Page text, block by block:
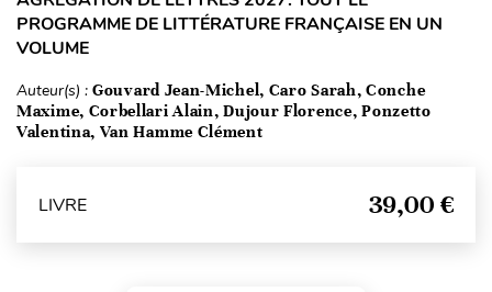
PROGRAMME DE LITTÉRATURE FRANÇAISE EN UN
VOLUME
Auteur(s) : Gouvard Jean-Michel, Caro Sarah, Conche
Maxime, Corbellari Alain, Dujour Florence, Ponzetto
Valentina, Van Hamme Clément
LIVRE 39,00 €